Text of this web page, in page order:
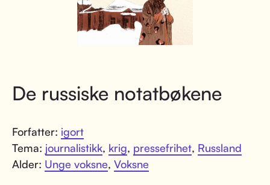
De russiske notatbøkene
Forfatter: igort
Tema: journalistikk, krig, pressefrihet, Russland
Alder: Unge voksne, Voksne